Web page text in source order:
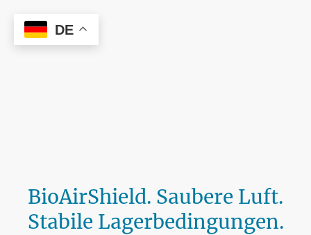
HAIHES
BioAirShield. Saubere Luft.
Stabile Lagerbedingungen.
DE